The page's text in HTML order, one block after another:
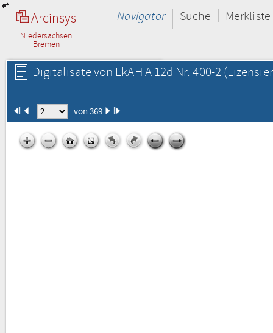
Arcinsys
Niedersachsen
Bremen
Navigator Suche Merkliste
Digitalisate von LkAH A 12d Nr. 400-2
von 369